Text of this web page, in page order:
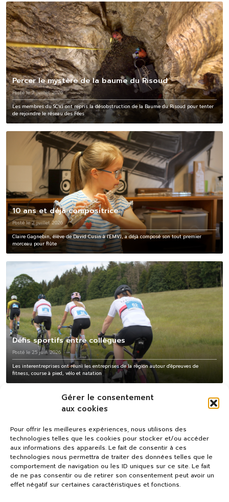
Gérer le consentement
aux cookies
Pour offrir les meilleures expériences, nous utilisons des
technologies telles que les cookies pour stocker et/ou accéder
aux informations des appareils. Le fait de consentir à ces
technologies nous permettra de traiter des données telles que le
comportement de navigation ou les ID uniques sur ce site. Le fait
de ne pas consentir ou de retirer son consentement peut avoir un
effet négatif sur certaines caractéristiques et fonctions.
Percer le mystère de la baume du Risoud
Posté le 2 juillet 2026
Les membres du SCVJ ont repris la désobstruction de la Baume du Risoud pour tenter
de rejoindre le réseau des Fées
10 ans et déjà compositrice
Posté le 2 juillet 2026
Claire Gagnebin, élève de David Cusin à l'EMVJ, a déjà composé son tout premier
morceau pour flûte
Défis sportifs entre collègues
Posté le 25 juin 2026
Les interentreprises ont réuni les entreprises de la région autour d'épreuves de
fitness, course à pied, vélo et natation